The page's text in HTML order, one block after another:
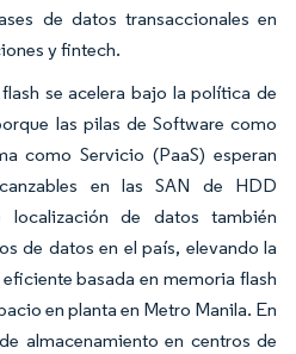
de datos transaccionales en
y fintech.
se acelera bajo la política de
las pilas de Software como
como Servicio (PaaS) esperan
en las SAN de HDD
localización de datos también
de datos en el país, elevando la
basada en memoria flash
en planta en Metro Manila. En
almacenamiento en centros de